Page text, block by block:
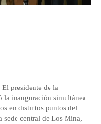
presidente de la
la inauguración simultánea
en distintos puntos del
sede central de Los Mina,